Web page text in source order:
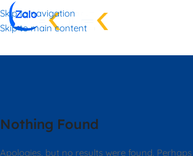
Skip to navigation
Skip to main content
Nothing Found
Apologies, but no results were found.